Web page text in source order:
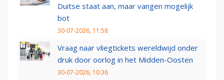
Duitse staat aan, maar vangen mogelijk
bot
30-07-2026, 11:58
Vraag naar vliegtickets wereldwijd onder
druk door oorlog in het Midden-Oosten
30-07-2026, 10:36